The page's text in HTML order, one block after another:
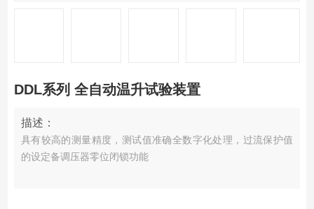
DDL系列 全自动温升试验装置
描述：
具有较高的测量精度，测试值准确全数字化处理，过流保护值
的设定备调压器零位闭锁功能